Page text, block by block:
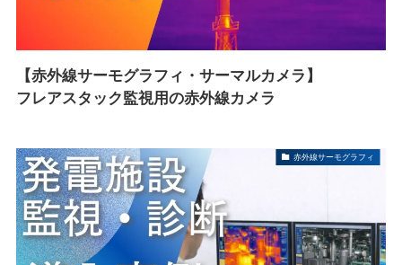
【赤外線サーモグラフィ・サーマルカメラ】
フレアスタック監視用の赤外線カメラ
赤外線サーモグラフィ